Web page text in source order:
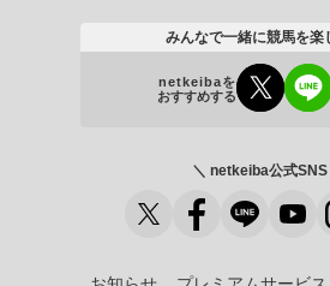
みんなで一緒に競馬を楽
netkeibaを
おすすめする
＼ netkeiba公式SNS